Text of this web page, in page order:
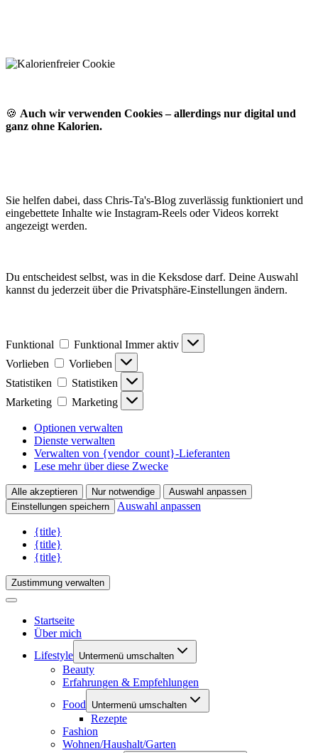
🍪 Auch wir verwenden Cookies – allerdings nur digital und
ganz ohne Kalorien.
Sie helfen dabei, dass Chris-Ta's-Blog zuverlässig funktioniert und
eingebettete Inhalte wie Instagram-Reels oder Videos korrekt
angezeigt werden.
Du entscheidest selbst, was in die Keksdose darf. Deine Auswahl
kannst du jederzeit über die Privatsphäre-Einstellungen ändern.
Funktional Funktional Immer aktiv
Vorlieben
Vorlieben
Statistiken
Statistiken
Marketing
Marketing
Optionen verwalten
Dienste verwalten
Verwalten von {vendor_count}-Lieferanten
Lese mehr über diese Zwecke
Alle akzeptieren Nur notwendige
Auswahl anpassen
Einstellungen speichern
Auswahl anpassen
{title}
{title}
{title}
Zustimmung verwalten
Startseite
Über mich
Lifestyle Untermenü umschalten
Beauty
Erfahrungen & Empfehlungen
Food
Untermenü umschalten
Rezepte
Fashion
Wohnen/Haushalt/Garten